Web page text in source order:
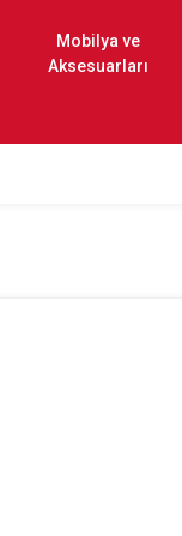
Mobilya ve
Aksesuarları